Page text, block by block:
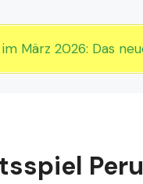
März 2026: Das